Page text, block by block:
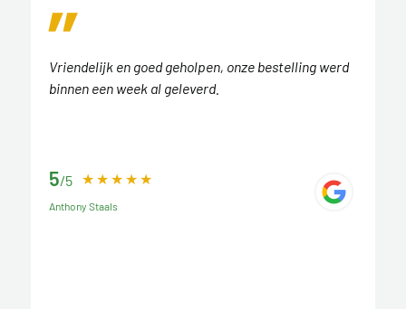
Vriendelijk en goed geholpen, onze bestelling werd
binnen een week al geleverd.
5/5
Anthony Staals